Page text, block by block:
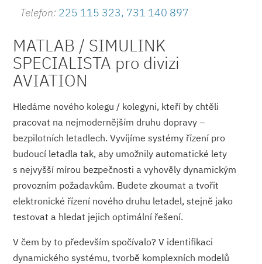
Telefon: 225 115 323, 731 140 897
MATLAB / SIMULINK
SPECIALISTA pro divizi
AVIATION
Hledáme nového kolegu / kolegyni, kteří by chtěli
pracovat na nejmodernějším druhu dopravy –
bezpilotních letadlech. Vyvíjíme systémy řízení pro
budoucí letadla tak, aby umožnily automatické lety
s nejvyšší mírou bezpečnosti a vyhověly dynamickým
provozním požadavkům. Budete zkoumat a tvořit
elektronické řízení nového druhu letadel, stejně jako
testovat a hledat jejich optimální řešení.
V čem by to především spočívalo? V identifikaci
dynamického systému, tvorbě komplexních modelů